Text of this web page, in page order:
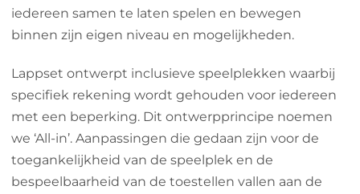
iedereen samen te laten spelen en bewegen
binnen zijn eigen niveau en mogelijkheden.
Lappset ontwerpt inclusieve speelplekken waarbij
specifiek rekening wordt gehouden voor iedereen
met een beperking. Dit ontwerpprincipe noemen
we ‘All-in’. Aanpassingen die gedaan zijn voor de
toegankelijkheid van de speelplek en de
bespeelbaarheid van de toestellen vallen aan de